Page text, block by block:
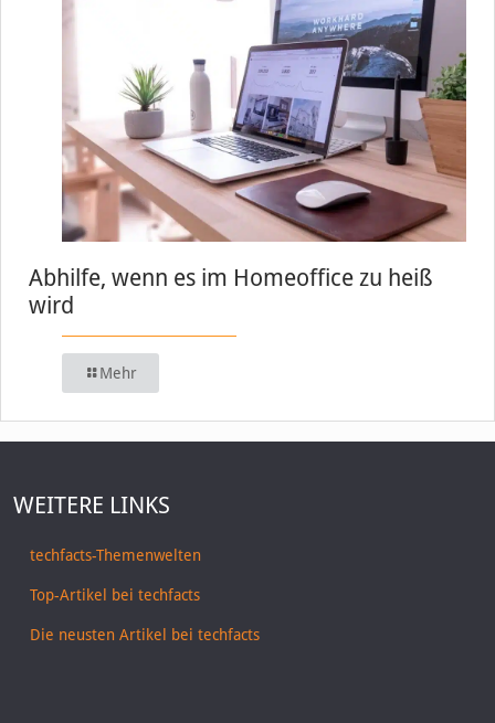
Abhilfe, wenn es im Homeoffice zu heiß
wird
Mehr
WEITERE LINKS
techfacts-Themenwelten
Top-Artikel bei techfacts
Die neusten Artikel bei techfacts